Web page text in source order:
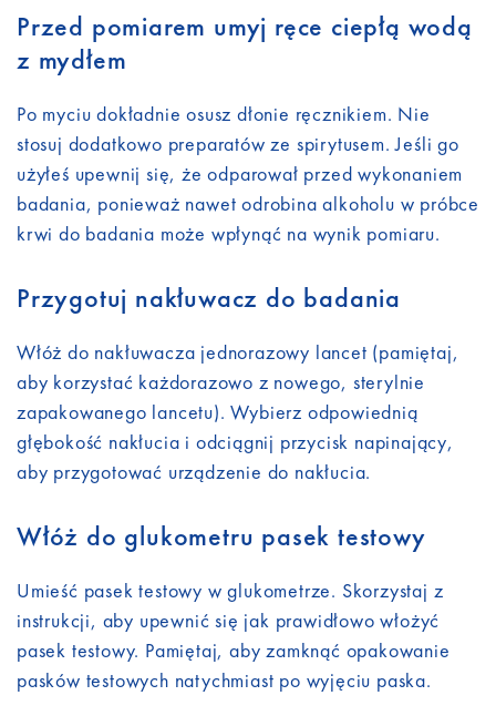
Przed pomiarem umyj ręce ciepłą wodą
z mydłem
Po myciu dokładnie osusz dłonie ręcznikiem. Nie
stosuj dodatkowo preparatów ze spirytusem. Jeśli go
użyłeś upewnij się, że odparował przed wykonaniem
badania, ponieważ nawet odrobina alkoholu w próbce
krwi do badania może wpłynąć na wynik pomiaru.
Przygotuj nakłuwacz do badania
Włóż do nakłuwacza jednorazowy lancet (pamiętaj,
aby korzystać każdorazowo z nowego, sterylnie
zapakowanego lancetu). Wybierz odpowiednią
głębokość nakłucia i odciągnij przycisk napinający,
aby przygotować urządzenie do nakłucia.
Włóż do glukometru pasek testowy
Umieść pasek testowy w glukometrze. Skorzystaj z
instrukcji, aby upewnić się jak prawidłowo włożyć
pasek testowy. Pamiętaj, aby zamknąć opakowanie
pasków testowych natychmiast po wyjęciu paska.